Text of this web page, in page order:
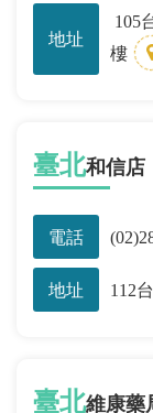
地址
105
樓
臺北和信店
電話
地址 112
臺北維康藥